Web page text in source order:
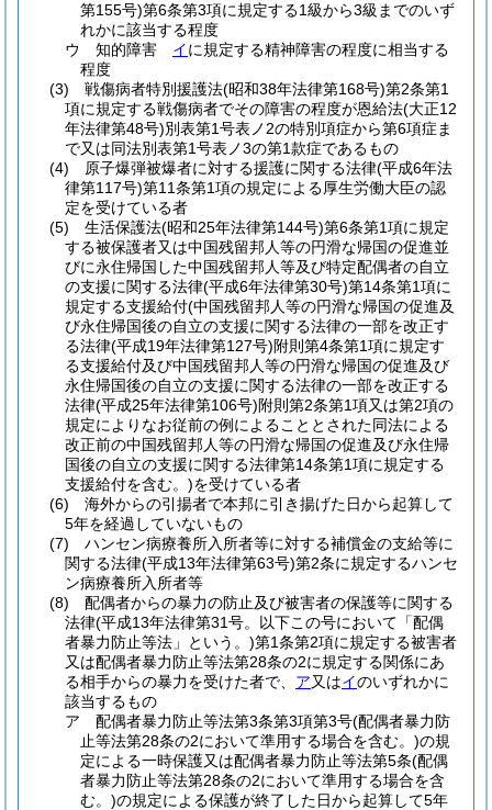
第155号)第6条第3項に規定する1級から3級までのいず
れかに該当する程度
ウ
知的障害 イに規定する精神障害の程度に相当する
程度
(3)
戦傷病者特別援護法(昭和38年法律第168号)第2条第1
項に規定する戦傷病者でその障害の程度が恩給法(大正12
年法律第48号)別表第1号表ノ2の特別項症から第6項症ま
で又は同法別表第1号表ノ3の第1款症であるもの
(4)
原子爆弾被爆者に対する援護に関する法律(平成6年法
律第117号)第11条第1項の規定による厚生労働大臣の認
定を受けている者
(5)
生活保護法(昭和25年法律第144号)第6条第1項に規定
する被保護者又は中国残留邦人等の円滑な帰国の促進並
びに永住帰国した中国残留邦人等及び特定配偶者の自立
の支援に関する法律(平成6年法律第30号)第14条第1項に
規定する支援給付(中国残留邦人等の円滑な帰国の促進及
び永住帰国後の自立の支援に関する法律の一部を改正す
る法律(平成19年法律第127号)附則第4条第1項に規定す
る支援給付及び中国残留邦人等の円滑な帰国の促進及び
永住帰国後の自立の支援に関する法律の一部を改正する
法律(平成25年法律第106号)附則第2条第1項又は第2項の
規定によりなお従前の例によることとされた同法による
改正前の中国残留邦人等の円滑な帰国の促進及び永住帰
国後の自立の支援に関する法律第14条第1項に規定する
支援給付を含む。)を受けている者
(6)
海外からの引揚者で本邦に引き揚げた日から起算して
5年を経過していないもの
(7)
ハンセン病療養所入所者等に対する補償金の支給等に
関する法律(平成13年法律第63号)第2条に規定するハンセ
ン病療養所入所者等
(8)
配偶者からの暴力の防止及び被害者の保護等に関する
法律(平成13年法律第31号。以下この号において「配偶
者暴力防止等法」という。)第1条第2項に規定する被害者
又は配偶者暴力防止等法第28条の2に規定する関係にあ
る相手からの暴力を受けた者で、 ア又はイのいずれかに
該当するもの
ア
配偶者暴力防止等法第3条第3項第3号(配偶者暴力防
止等法第28条の2において準用する場合を含む。)の規
定による一時保護又は配偶者暴力防止等法第5条(配偶
者暴力防止等法第28条の2において準用する場合を含
む。)の規定による保護が終了した日から起算して5年